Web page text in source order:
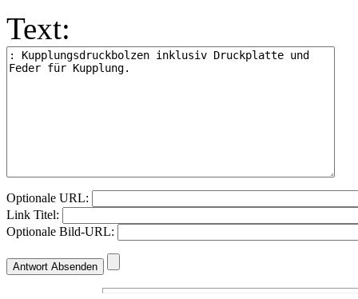
Text:
Optionale URL:
Link Titel:
Optionale Bild-URL: